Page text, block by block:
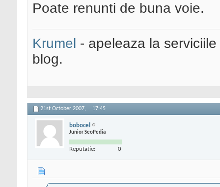
Poate renunti de buna voie.
Krumel - apeleaza la
blog.
21st October 2007, 17:45
bobocel
Junior SeoPedia
Reputatie: 0